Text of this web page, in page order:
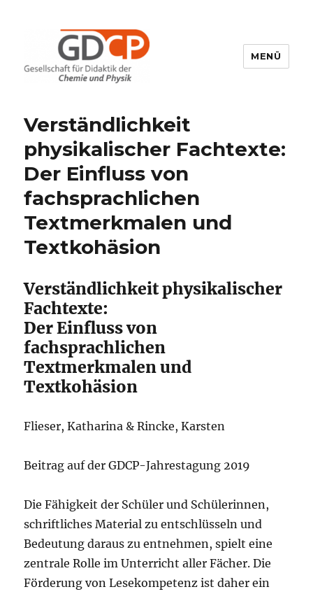
MENÜ
Verständlichkeit
physikalischer Fachtexte:
Der Einfluss von
fachsprachlichen
Textmerkmalen und
Textkohäsion
Verständlichkeit physikalischer
Fachtexte:
Der Einfluss von
fachsprachlichen
Textmerkmalen und
Textkohäsion
Flieser, Katharina & Rincke, Karsten
Beitrag auf der GDCP-Jahrestagung 2019
Die Fähigkeit der Schüler und Schülerinnen,
schriftliches Material zu entschlüsseln und
Bedeutung daraus zu entnehmen, spielt eine
zentrale Rolle im Unterricht aller Fächer. Die
Förderung von Lesekompetenz ist daher ein